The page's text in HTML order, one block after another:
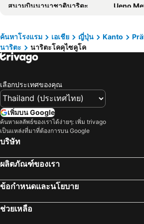
Nine Hours Narita
Karin Doo Hotel
ホテルチ
แกลม ลอดจ์ - โฮสเทล
สนามบินนานาชาตินาริตะ
Ueno
สถานีกินซ่า
Shibuya
อุเอะโนะ
Kamata Station
สถานีรปปงหงิ
Tokyo Disneyland
Echigo Yuzawa Hot Spring
ทะเลสาบคาวากุจิ
Ginza Metro Station
นาริตะโคคุไซคูโค
Yokohama Station
ค้นหาโรงแรม เอเชีย ญี่ปุ่น Kanto
นาริตะ
นาริตะโคคุไซคูโค
เลือกประเทศของคุณ
เพิ่มบน Google
ค้นหาผลลัพธ์ของเราได้ง่ายๆ: เพิ่ม trivago
เป็นแหล่งที่มาที่ต้องการบน Google
บริษัท
ผลิตภัณฑ์ของเรา
ข้อกำหนดและนโยบาย
ช่วยเหลือ